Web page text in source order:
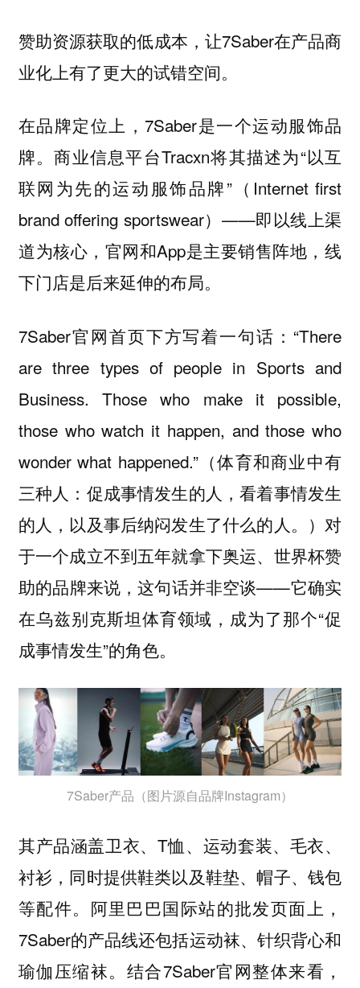
赞助资源获取的低成本，让7Saber在产品商
业化上有了更大的试错空间。
在品牌定位上，7Saber是一个运动服饰品
牌。商业信息平台Tracxn将其描述为“以互
联网为先的运动服饰品牌”（Internet first
brand offering sportswear）——即以线上渠
道为核心，官网和App是主要销售阵地，线
下门店是后来延伸的布局。
7Saber官网首页下方写着一句话：“There
are three types of people in Sports and
Business. Those who make it possible,
those who watch it happen, and those who
wonder what happened.”（体育和商业中有
三种人：促成事情发生的人，看着事情发生
的人，以及事后纳闷发生了什么的人。）对
于一个成立不到五年就拿下奥运、世界杯赞
助的品牌来说，这句话并非空谈——它确实
在乌兹别克斯坦体育领域，成为了那个“促
成事情发生”的角色。
7Saber产品（图片源自品牌Instagram）
其产品涵盖卫衣、T恤、运动套装、毛衣、
衬衫，同时提供鞋类以及鞋垫、帽子、钱包
等配件。阿里巴巴国际站的批发页面上，
7Saber的产品线还包括运动袜、针织背心和
瑜伽压缩袜。结合7Saber官网整体来看，